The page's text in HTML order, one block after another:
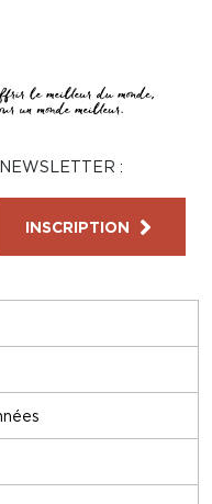
:
INSCRIPTION